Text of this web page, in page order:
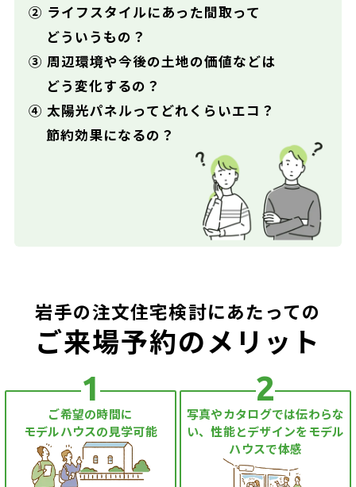
② ライフスタイルにあった間取って
どういうもの？
③ 周辺環境や今後の土地の価値などは
どう変化するの？
④ 太陽光パネルってどれくらいエコ？
節約効果になるの？
岩手の注文住宅検討にあたっての
ご来場予約のメリット
1
ご希望の時間に
モデルハウスの見学可能
2
写真やカタログでは伝わらな
い、性能とデザインをモデル
ハウスで体感